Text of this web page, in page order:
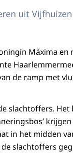
uit
Máxima
de ramp met
slachtoffers.
in het midden
slachtoffers